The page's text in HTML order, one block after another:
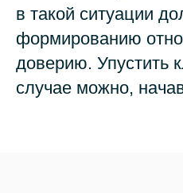
в такой ситуации
формированию
доверию. Упустить
случае можно,